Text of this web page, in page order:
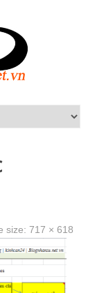
size: 717 × 618